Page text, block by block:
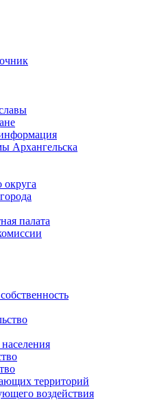
Архангельска
округа
палата
территорий
воздействия